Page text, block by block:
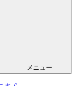
メニュー